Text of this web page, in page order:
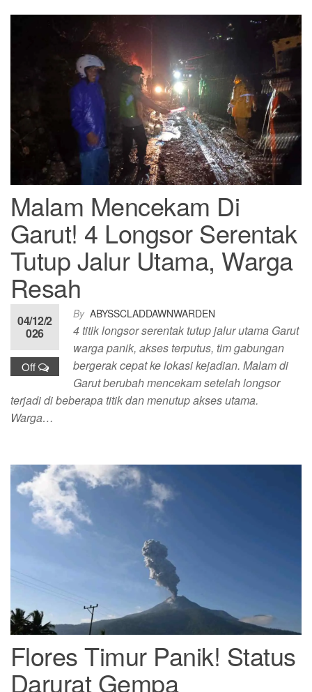
Malam Mencekam Di
Garut! 4 Longsor Serentak
Tutup Jalur Utama, Warga
Resah
By ABYSSCLADDAWNWARDEN
04/12/2
026
Off
4 titik longsor serentak tutup jalur utama Garut
warga panik, akses terputus, tim gabungan
bergerak cepat ke lokasi kejadian. Malam di
Garut berubah mencekam setelah longsor
terjadi di beberapa titik dan menutup akses utama.
Warga…
Flores Timur Panik! Status
Darurat Gempa